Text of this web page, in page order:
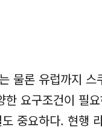
물론 유럽까지 스
요구조건이 필
중요하다. 현행